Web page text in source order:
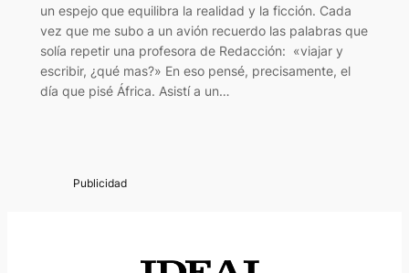
un espejo que equilibra la realidad y la ficción. Cada
vez que me subo a un avión recuerdo las palabras que
solía repetir una profesora de Redacción: «viajar y
escribir, ¿qué mas?» En eso pensé, precisamente, el
día que pisé África. Asistí a un…